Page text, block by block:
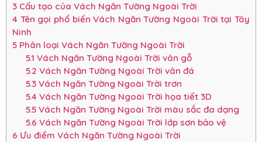
3 Cấu tạo của Vách Ngăn Tường Ngoài Trời
4 Tên gọi phổ biến Vách Ngăn Tường Ngoài Trời tại Tây
Ninh
5 Phân loại Vách Ngăn Tường Ngoài Trời
5.1 Vách Ngăn Tường Ngoài Trời vân gỗ
5.2 Vách Ngăn Tường Ngoài Trời vân đá
5.3Vách Ngăn Tường Ngoài Trời trơn
5.4 Vách Ngăn Tường Ngoài Trời họa tiết 3D
5.5Vách Ngăn Tường Ngoài Trời màu sắc đa dạng
5.6 Vách Ngăn Tường Ngoài Trời lớp sơn bảo vệ
6 Ưu điểm Vách Ngăn Tường Ngoài Trời